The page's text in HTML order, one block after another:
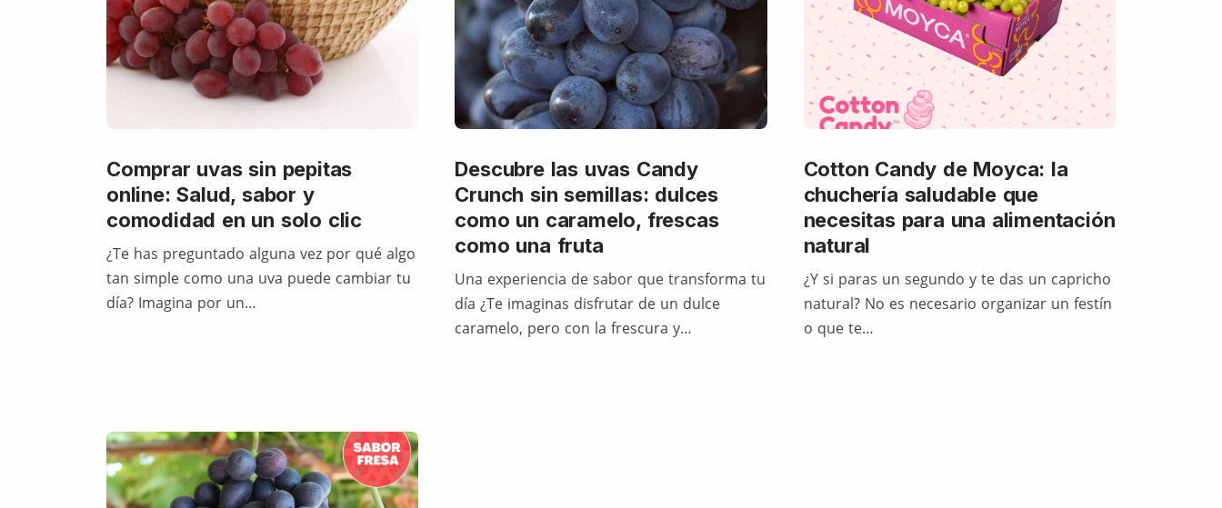
Comprar uvas sin pepitas
online: Salud, sabor y
comodidad en un solo clic
¿Te has preguntado alguna vez por qué algo
tan simple como una uva puede cambiar tu
día? Imagina por un…
Descubre las uvas Candy
Crunch sin semillas: dulces
como un caramelo, frescas
como una fruta
Una experiencia de sabor que transforma tu
día ¿Te imaginas disfrutar de un dulce
caramelo, pero con la frescura y…
Cotton Candy de Moyca: la
chuchería saludable que
necesitas para una alimentación
natural
¿Y si paras un segundo y te das un capricho
natural? No es necesario organizar un festín
o que te…